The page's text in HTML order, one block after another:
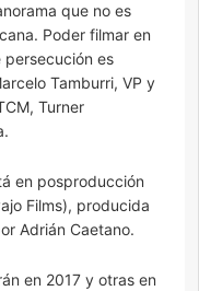
que no es
Poder filmar en
persecución es
Tamburri, VP y
Turner
en posproducción
Films), producida
Adrián Caetano.
en 2017 y otras en